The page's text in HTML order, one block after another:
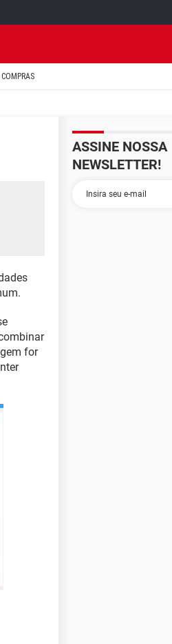
for
ASSINE NOSSA
NEWSLETTER!